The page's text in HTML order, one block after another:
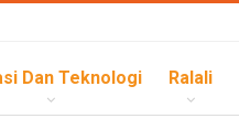
Dan Teknologi Ralali